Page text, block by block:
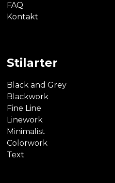
FAQ
Kontakt
Stilarter
Black and Grey
Blackwork
Fine Line
Linework
Minimalist
Colorwork
Text